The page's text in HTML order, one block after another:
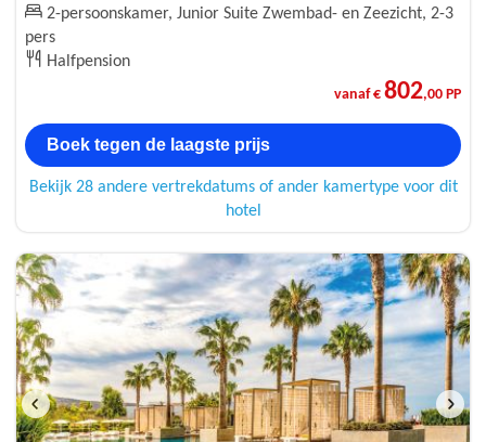
2-persoonskamer, Junior Suite Zwembad- en Zeezicht, 2-3
pers
Halfpension
vanaf € 802,00 PP
Boek tegen de laagste prijs
Bekijk 28 andere vertrekdatums of ander kamertype voor dit
hotel